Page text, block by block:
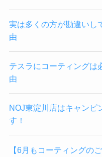
実は多くの方が勘違いし
由
テスラにコーティングは
由
NOJ東淀川店はキャンピ
す！
【6月もコーティングの